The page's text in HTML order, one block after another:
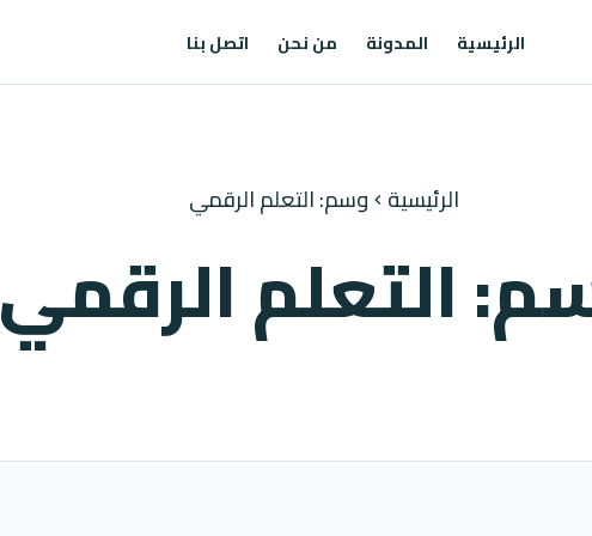
الرئيسية المدونة من نحن اتصل بنا
الرئيسية chevron_left وسم: التعلم الرقمي
التعلم الرقمي